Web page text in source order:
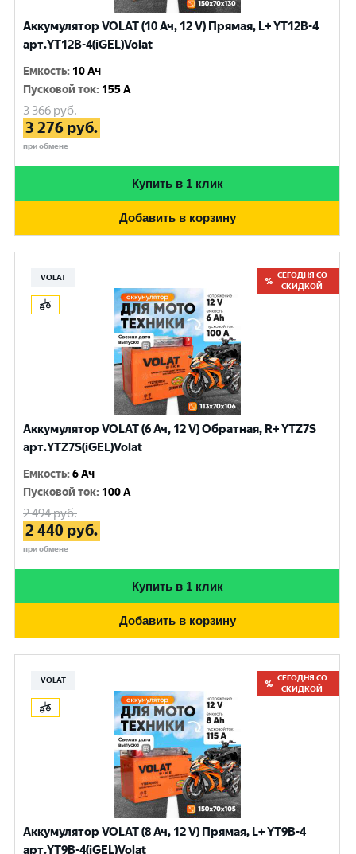
Аккумулятор VOLAT (10 Ач, 12 V) Прямая, L+ YT12B-4
арт.YT12B-4(iGEL)Volat
Емкость: 10 Ач
Пусковой ток: 155 A
3 366руб.
3 276 руб.
при обмене
Купить в 1 клик
Добавить в корзину
VOLAT
СЕГОДНЯ СО
СКИДКОЙ
Аккумулятор VOLAT (6 Ач, 12 V) Обратная, R+ YTZ7S
арт.YTZ7S(iGEL)Volat
Емкость:6 Ач
Пусковой ток: 100 A
2 494руб.
2 440 руб.
при обмене
Купить в 1 клик
Добавить в корзину
VOLAT
СЕГОДНЯ СО
СКИДКОЙ
Аккумулятор VOLAT (8 Ач, 12 V) Прямая, L+ YT9B-4
арт.YT9B-4(iGEL)Volat